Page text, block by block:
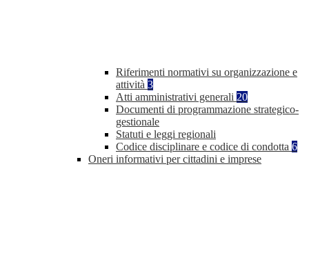
Riferimenti normativi su organizzazione e
attività 3
Atti amministrativi generali 20
Documenti di programmazione strategico-
gestionale
Statuti e leggi regionali
Codice disciplinare e codice di condotta 6
Oneri informativi per cittadini e imprese